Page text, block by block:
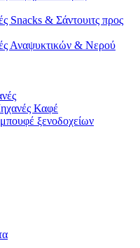
Snacks & Σάντουιτς προς
Αναψυκτικών & Νερού
Καφέ
ξενοδοχείων